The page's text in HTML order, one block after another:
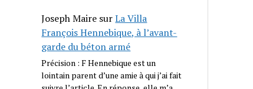
Joseph Maire surLa Villa
François Hennebique, à l’avant-
garde du béton armé
Précision : F Hennebique est un
lointain parent d’une amie à qui j’ai fait